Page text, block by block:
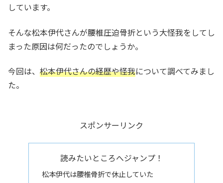
しています。
そんな松本伊代さんが腰椎圧迫骨折という大怪我をしてし
まった原因は何だったのでしょうか。
今回は、 松本伊代さんの経歴や怪我について調べてみまし
た。
スポンサーリンク
読みたいところへジャンプ！
松本伊代は腰椎骨折で休止していた